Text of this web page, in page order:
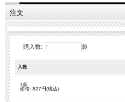
注文
購入数: 袋
入数
1個
価格: 827円(税込)